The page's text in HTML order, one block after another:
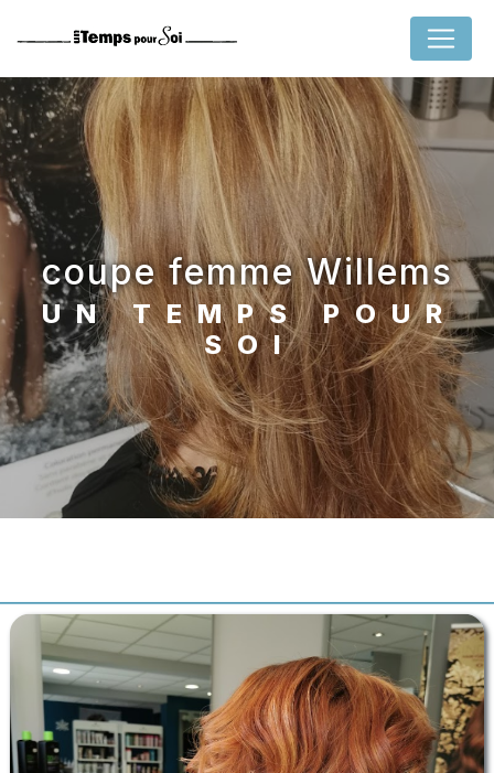
coupe femme Willems
UN TEMPS POUR
SOI